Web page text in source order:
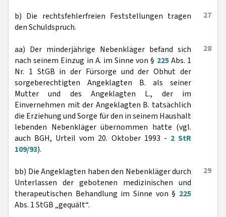
27
b) Die rechtsfehlerfreien Feststellungen tragen
den Schuldspruch.
28
aa) Der minderjährige Nebenkläger befand sich
nach seinem Einzug in A. im Sinne von § 225Abs. 1
Nr. 1 StGB in der Fürsorge und der Obhut der
sorgeberechtigten Angeklagten B. als seiner
Mutter und des Angeklagten L., der im
Einvernehmen mit der Angeklagten B. tatsächlich
die Erziehung und Sorge für den in seinem Haushalt
lebenden Nebenkläger übernommen hatte (vgl.
auch BGH, Urteil vom 20. Oktober 1993 - 2 StR
109/93).
29
bb) Die Angeklagten haben den Nebenkläger durch
Unterlassen der gebotenen medizinischen und
therapeutischen Behandlung im Sinne von § 225
Abs. 1 StGB „gequält“.